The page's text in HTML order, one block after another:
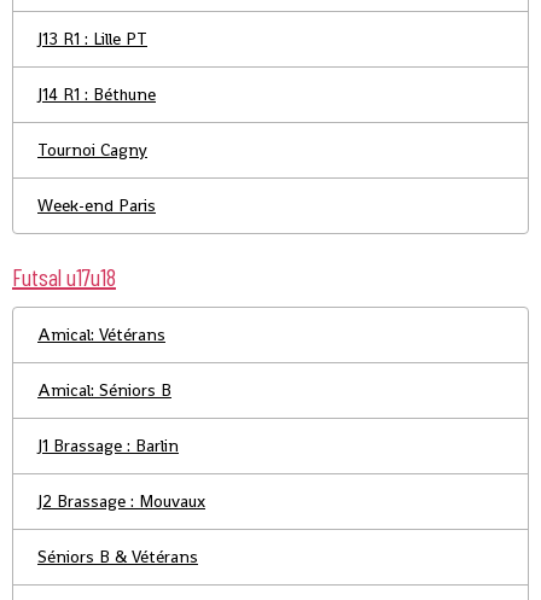
J13 R1 : Lille PT
J14 R1 : Béthune
Tournoi Cagny
Week-end Paris
Futsal u17u18
Amical: Vétérans
Amical: Séniors B
J1 Brassage : Barlin
J2 Brassage : Mouvaux
Séniors B & Vétérans